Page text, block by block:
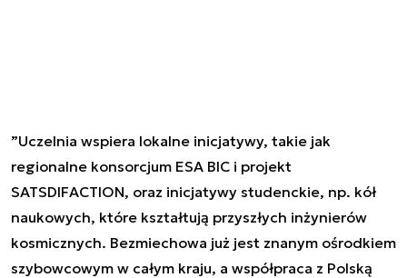
”Uczelnia wspiera lokalne inicjatywy, takie jak
regionalne konsorcjum ESA BIC i projekt
SATSDIFACTION, oraz inicjatywy studenckie, np. kół
naukowych, które kształtują przyszłych inżynierów
kosmicznych. Bezmiechowa już jest znanym ośrodkiem
szybowcowym w całym kraju, a współpraca z Polską